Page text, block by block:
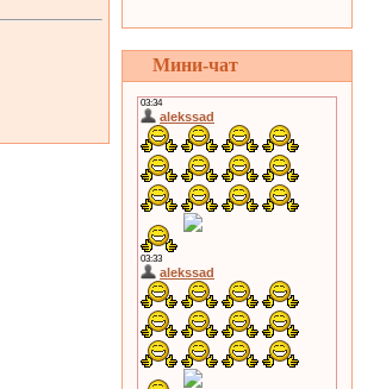
Мини-чат